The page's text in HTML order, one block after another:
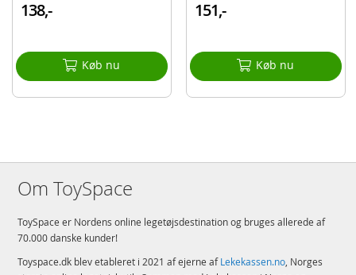
138,-
Køb nu
151,-
Køb nu
Om ToySpace
ToySpace er Nordens online legetøjsdestination og bruges allerede af
70.000 danske kunder!
Toyspace.dk blev etableret i 2021 af ejerne afLekekassen.no, Norges